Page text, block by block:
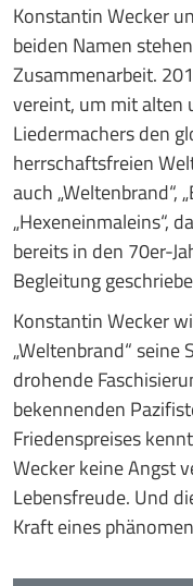
Konstantin Wecker
beiden Namen
Zusammenarbeit.
vereint, um mit alten
Liedermachers den
herrschaftsfreien
auch „Weltenbrand“,
„Hexeneinmaleins“,
bereits in den 70er-
Begleitung
Konstantin Wecker
„Weltenbrand“ seine
drohende
bekennenden
Friedenspreises
Wecker keine Angst
Lebensfreude. Und
Kraft eines